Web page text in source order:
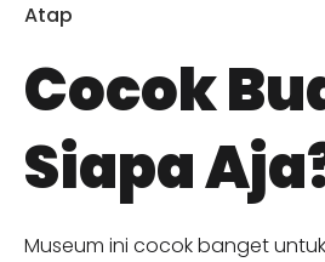
Atap
Cocok
Siapa
Museum ini cocok banget